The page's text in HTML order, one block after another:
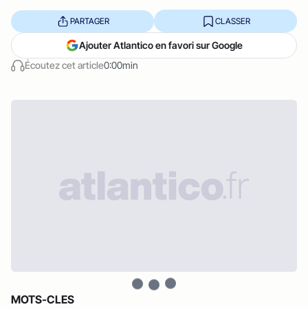
Écoutez cet article0:00min
PARTAGER CLASSER
Ajouter Atlantico en favori sur Google
MOTS-CLES